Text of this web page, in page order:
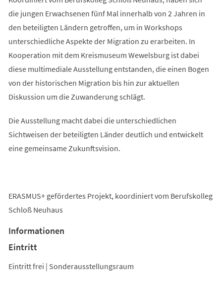
die jungen Erwachsenen fünf Mal innerhalb von 2 Jahren in
den beteiligten Ländern getroffen, um in Workshops
unterschiedliche Aspekte der Migration zu erarbeiten. In
Kooperation mit dem Kreismuseum Wewelsburg ist dabei
diese multimediale Ausstellung entstanden, die einen Bogen
von der historischen Migration bis hin zur aktuellen
Diskussion um die Zuwanderung schlägt.
Die Ausstellung macht dabei die unterschiedlichen
Sichtweisen der beteiligten Länder deutlich und entwickelt
eine gemeinsame Zukunftsvision.
ERASMUS+ gefördertes Projekt, koordiniert vom Berufskolleg
Schloß Neuhaus
Informationen
Eintritt
Eintritt frei | Sonderausstellungsraum